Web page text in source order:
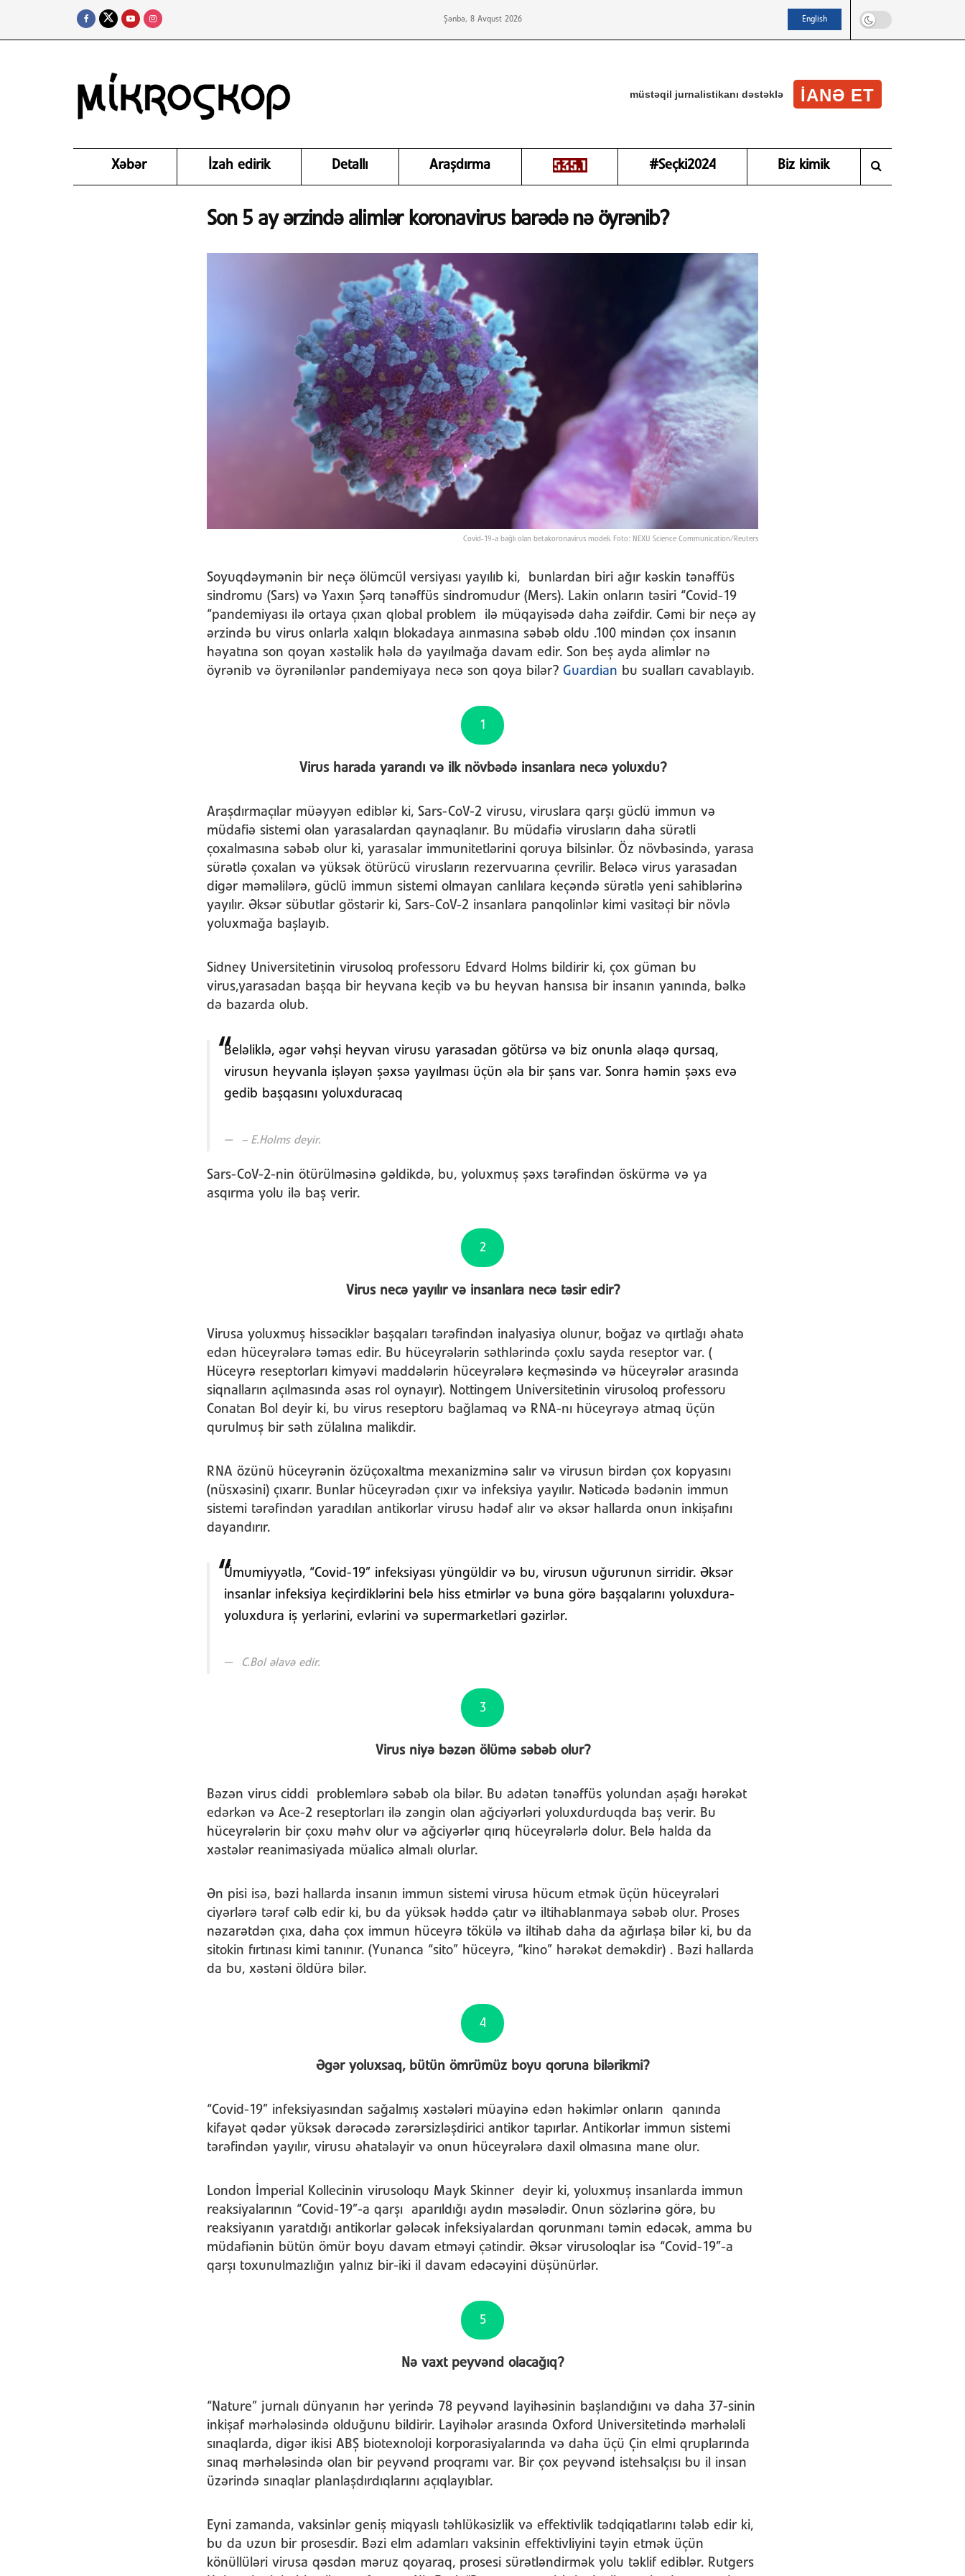
Şənbə, 8 Avqust 2026 English
müstəqil jurnalistikanı dəstəklə IANƏ ET
Xəbər İzah edirik Detallı Araşdırma #Seçki2024 Biz kimik
Son 5 ay ərzində alimlər koronavirus barədə nə öyrənib?
Covid-19-a bağlı olan betakoronavirus modeli. Foto: NEXU Science Communication/Reuters
Soyuqdəymənin bir neçə ölümcül versiyası yayılıb ki, bunlardan biri ağır kəskin tənəffüs
sindromu (Sars) və Yaxın Şərq tənəffüs sindromudur (Mers). Lakin onların təsiri “Covid-19
“pandemiyası ilə ortaya çıxan qlobal problem ilə müqayisədə daha zəifdir. Cəmi bir neçə ay
ərzində bu virus onlarla xalqın blokadaya aınmasına səbəb oldu .100 mindən çox insanın
həyatına son qoyan xəstəlik hələ də yayılmağa davam edir. Son beş ayda alimlər nə
öyrənib və öyrənilənlər pandemiyaya necə son qoya bilər? Guardian bu sualları cavablayıb.
1
Virus harada yarandı və ilk növbədə insanlara necə yoluxdu?
Araşdırmaçılar müəyyən ediblər ki, Sars-CoV-2 virusu, viruslara qarşı güclü immun və
müdafiə sistemi olan yarasalardan qaynaqlanır. Bu müdafiə virusların daha sürətli
çoxalmasına səbəb olur ki, yarasalar immunitetlərini qoruya bilsinlər. Öz növbəsində, yarasa
sürətlə çoxalan və yüksək ötürücü virusların rezervuarına çevrilir. Beləcə virus yarasadan
digər məməlilərə, güclü immun sistemi olmayan canlılara keçəndə sürətlə yeni sahiblərinə
yayılır. Əksər sübutlar göstərir ki, Sars-CoV-2 insanlara panqolinlər kimi vasitəçi bir növlə
yoluxmağa başlayıb.
Sidney Universitetinin virusoloq professoru Edvard Holms bildirir ki, çox güman bu
virus,yarasadan başqa bir heyvana keçib və bu heyvan hansısa bir insanın yanında, bəlkə
də bazarda olub.
Beləliklə, əgər vəhşi heyvan virusu yarasadan götürsə və biz onunla əlaqə qursaq,
virusun heyvanla işləyən şəxsə yayılması üçün əla bir şans var. Sonra həmin şəxs evə
gedib başqasını yoluxduracaq
– E.Holms deyir.
Sars-CoV-2-nin ötürülməsinə gəldikdə, bu, yoluxmuş şəxs tərəfindən öskürmə və ya
asqırma yolu ilə baş verir.
2
Virus necə yayılır və insanlara necə təsir edir?
Virusa yoluxmuş hissəciklər başqaları tərəfindən inalyasiya olunur, boğaz və qırtlağı əhatə
edən hüceyrələrə təmas edir. Bu hüceyrələrin səthlərində çoxlu sayda reseptor var. (
Hüceyrə reseptorları kimyəvi maddələrin hüceyrələrə keçməsində və hüceyrələr arasında
siqnalların açılmasında əsas rol oynayır). Nottingem Universitetinin virusoloq professoru
Conatan Bol deyir ki, bu virus reseptoru bağlamaq və RNA-nı hüceyrəyə atmaq üçün
qurulmuş bir səth zülalına malikdir.
RNA özünü hüceyrənin özüçoxaltma mexanizminə salır və virusun birdən çox kopyasını
(nüsxəsini) çıxarır. Bunlar hüceyrədən çıxır və infeksiya yayılır. Nəticədə bədənin immun
sistemi tərəfindən yaradılan antikorlar virusu hədəf alır və əksər hallarda onun inkişafını
dayandırır.
Ümumiyyətlə, “Covid-19” infeksiyası yüngüldir və bu, virusun uğurunun sirridir. Əksər
insanlar infeksiya keçirdiklərini belə hiss etmirlər və buna görə başqalarını yoluxdura-
yoluxdura iş yerlərini, evlərini və supermarketləri gəzirlər.
C.Bol əlavə edir.
3
Virus niyə bəzən ölümə səbəb olur?
Bəzən virus ciddi problemlərə səbəb ola bilər. Bu adətən tənəffüs yolundan aşağı hərəkət
edərkən və Ace-2 reseptorları ilə zəngin olan ağciyərləri yoluxdurduqda baş verir. Bu
hüceyrələrin bir çoxu məhv olur və ağciyərlər qırıq hüceyrələrlə dolur. Belə halda da
xəstələr reanimasiyada müalicə almalı olurlar.
Ən pisi isə, bəzi hallarda insanın immun sistemi virusa hücum etmək üçün hüceyrələri
ciyərlərə tərəf cəlb edir ki, bu da yüksək həddə çatır və iltihablanmaya səbəb olur. Proses
nəzarətdən çıxa, daha çox immun hüceyrə tökülə və iltihab daha da ağırlaşa bilər ki, bu da
sitokin fırtınası kimi tanınır. (Yunanca “sito” hüceyrə, “kino” hərəkət deməkdir) . Bəzi hallarda
da bu, xəstəni öldürə bilər.
4
Əgər yoluxsaq, bütün ömrümüz boyu qoruna bilərikmi?
“Covid-19” infeksiyasından sağalmış xəstələri müayinə edən həkimlər onların qanında
kifayət qədər yüksək dərəcədə zərərsizləşdirici antikor tapırlar. Antikorlar immun sistemi
tərəfindən yayılır, virusu əhatələyir və onun hüceyrələrə daxil olmasına mane olur.
London İmperial Kollecinin virusoloqu Mayk Skinner deyir ki, yoluxmuş insanlarda immun
reaksiyalarının “Covid-19”-a qarşı aparıldığı aydın məsələdir. Onun sözlərinə görə, bu
reaksiyanın yaratdığı antikorlar gələcək infeksiyalardan qorunmanı təmin edəcək, amma bu
müdafiənin bütün ömür boyu davam etməyi çətindir. Əksər virusoloqlar isə “Covid-19”-a
qarşı toxunulmazlığın yalnız bir-iki il davam edəcəyini düşünürlər.
5
Nə vaxt peyvənd olacağıq?
“Nature” jurnalı dünyanın hər yerində 78 peyvənd layihəsinin başlandığını və daha 37-sinin
inkişaf mərhələsində olduğunu bildirir. Layihələr arasında Oxford Universitetində mərhələli
sınaqlarda, digər ikisi ABŞ biotexnoloji korporasiyalarında və daha üçü Çin elmi qruplarında
sınaq mərhələsində olan bir peyvənd proqramı var. Bir çox peyvənd istehsalçısı bu il insan
üzərində sınaqlar planlaşdırdıqlarını açıqlayıblar.
Eyni zamanda, vaksinlər geniş miqyaslı təhlükəsizlik və effektivlik tədqiqatlarını tələb edir ki,
bu da uzun bir prosesdir. Bəzi elm adamları vaksinin effektivliyini təyin etmək üçün
könüllüləri virusa qəsdən məruz qoyaraq, prosesi sürətləndirmək yolu təklif ediblər. Rutgers